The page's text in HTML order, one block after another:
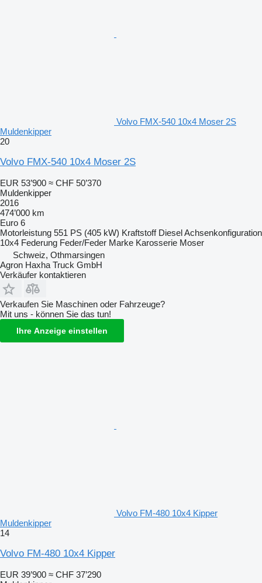
Volvo FMX-540 10x4 Moser 2S
Muldenkipper
20
Volvo FMX-540 10x4 Moser 2S
EUR 53’900 ≈ CHF 50’370
Muldenkipper
2016
474’000 km
Euro 6
Motorleistung 551 PS (405 kW) Kraftstoff DieselAchsenkonfiguration
10x4 Federung Feder/Feder Marke Karosserie Moser
Schweiz, Othmarsingen
Agron Haxha Truck GmbH
Verkäufer kontaktieren
Verkaufen Sie Maschinen oder Fahrzeuge?
Mit uns - können Sie das tun!
Ihre Anzeige einstellen
Volvo FM-480 10x4 Kipper
Muldenkipper
14
Volvo FM-480 10x4 Kipper
EUR 39’900 ≈ CHF 37’290